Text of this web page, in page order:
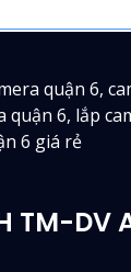
quận 6,
quận 6, lắp
6 giá rẻ
TM-DV